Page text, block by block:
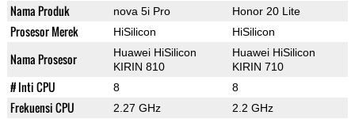
Nama Produk nova 5i Pro Honor 20 Lite
Prosesor Merek HiSilicon HiSilicon
Nama Prosesor
Huawei HiSilicon
KIRIN 810
Huawei HiSilicon
KIRIN 710
# Inti CPU 8 8
Frekuensi CPU 2.27 GHz 2.2 GHz